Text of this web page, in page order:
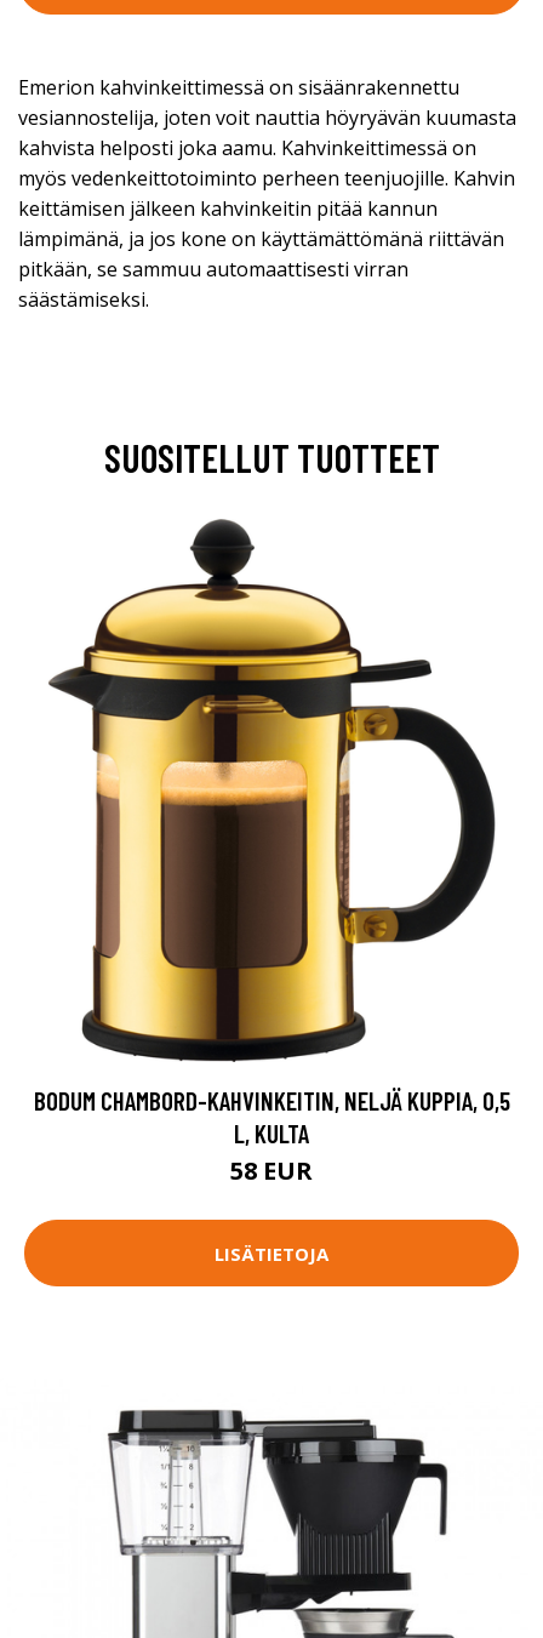
Emerion kahvinkeittimessä on sisäänrakennettu
vesiannostelija, joten voit nauttia höyryävän kuumasta
kahvista helposti joka aamu. Kahvinkeittimessä on
myös vedenkeittotoiminto perheen teenjuojille. Kahvin
keittämisen jälkeen kahvinkeitin pitää kannun
lämpimänä, ja jos kone on käyttämättömänä riittävän
pitkään, se sammuu automaattisesti virran
säästämiseksi.
SUOSITELLUT TUOTTEET
BODUM CHAMBORD-KAHVINKEITIN, NELJÄ KUPPIA, 0,5
L, KULTA
58 EUR
LISÄTIETOJA